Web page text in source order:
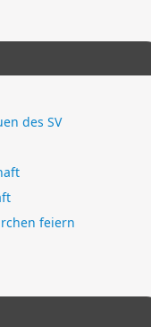
des SV
feiern